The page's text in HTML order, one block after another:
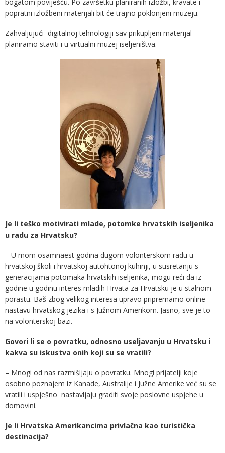
popratni izložbeni materijali bit će trajno poklonjeni muzeju.
Zahvaljujući digitalnoj tehnologiji sav prikupljeni materijal
planiramo staviti i u virtualni muzej iseljeništva.
Je li teško motivirati mlade, potomke hrvatskih iseljenika
u radu za Hrvatsku?
– U mom osamnaest godina dugom volonterskom radu u
hrvatskoj školi i hrvatskoj autohtonoj kuhinji, u susretanju s
generacijama potomaka hrvatskih iseljenika, mogu reći da iz
godine u godinu interes mladih Hrvata za Hrvatsku je u stalnom
porastu. Baš zbog velikog interesa upravo pripremamo online
nastavu hrvatskog jezika i s Južnom Amerikom. Jasno, sve je to
na volonterskoj bazi.
Govori li se o povratku, odnosno useljavanju u Hrvatsku i
kakva su iskustva onih koji su se vratili?
– Mnogi od nas razmišljaju o povratku. Mnogi prijatelji koje
osobno poznajem iz Kanade, Australije i Južne Amerike već su se
vratili i uspješno nastavljaju graditi svoje poslovne uspjehe u
domovini.
Je li Hrvatska Amerikancima privlačna kao turistička
destinacija?